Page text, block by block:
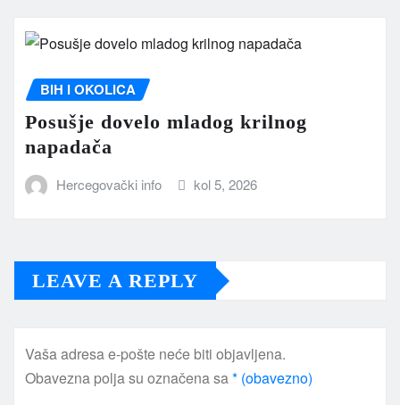
BIH I OKOLICA
Posušje dovelo mladog krilnog
napadača
Hercegovački info kol 5, 2026
LEAVE A REPLY
Vaša adresa e-pošte neće biti objavljena.
Obavezna polja su označena sa* (obavezno)